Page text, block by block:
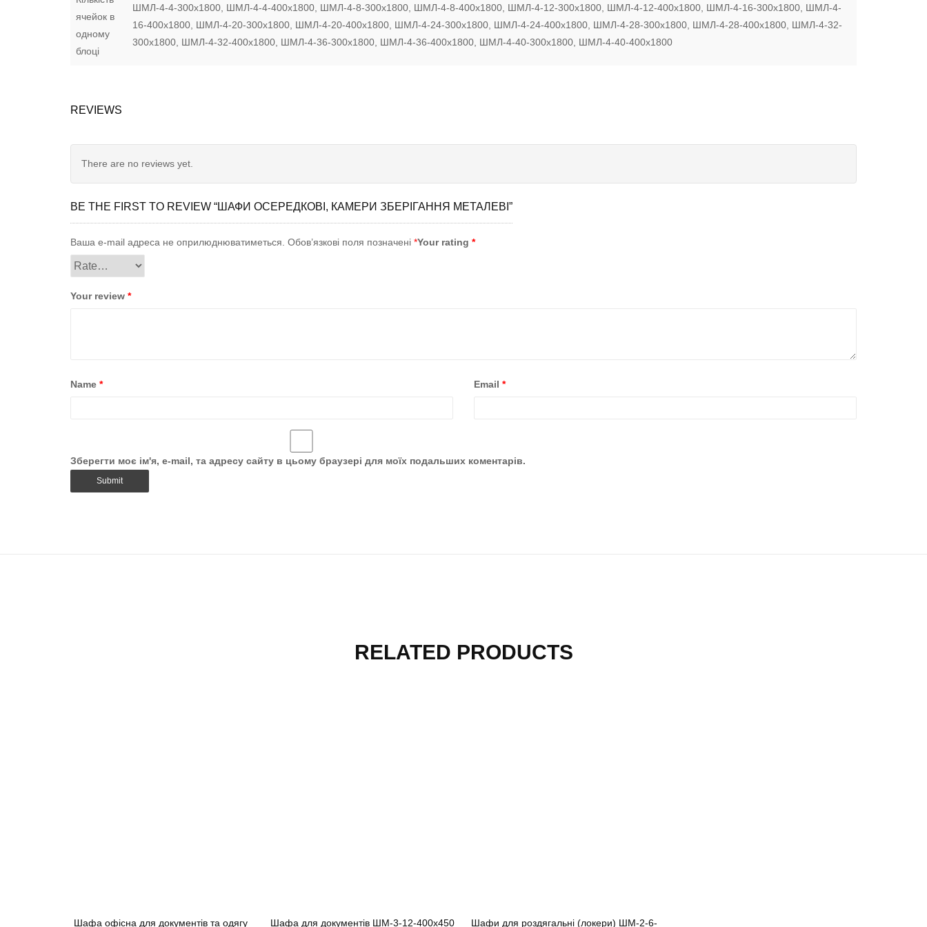
ячейок в
одному
блоці
ШМЛ-4-4-300х1800, ШМЛ-4-4-400х1800, ШМЛ-4-8-300х1800, ШМЛ-4-8-400х1800, ШМЛ-4-12-300х1800, ШМЛ-4-12-400х1800, ШМЛ-4-16-300х1800, ШМЛ-4-
16-400х1800, ШМЛ-4-20-300х1800, ШМЛ-4-20-400х1800, ШМЛ-4-24-300х1800, ШМЛ-4-24-400х1800, ШМЛ-4-28-300х1800, ШМЛ-4-28-400х1800, ШМЛ-4-32-
300х1800, ШМЛ-4-32-400х1800, ШМЛ-4-36-300х1800, ШМЛ-4-36-400х1800, ШМЛ-4-40-300х1800, ШМЛ-4-40-400х1800
REVIEWS
There are no reviews yet.
BE THE FIRST TO REVIEW “ШАФИ ОСЕРЕДКОВІ, КАМЕРИ ЗБЕРІГАННЯ МЕТАЛЕВІ”
Ваша e-mail адреса не оприлюднюватиметься. Обов’язкові поля позначені *Your rating *
Your review *
Name * Email *
Зберегти моє ім'я, e-mail, та адресу сайту в цьому браузері для моїх подальших коментарів.
RELATED PRODUCTS
Шафа офісна для документів та одягу Шафа для документів ШМ-3-12-400х450 Шафи для роздягальні (локери) ШМ-2-6-